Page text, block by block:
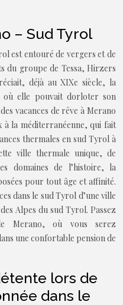
– Sud Tyrol
est entouré de vergers et de
du groupe de Tessa, Hirzers
déjà au XIXe siècle, la
où elle pouvait dorloter son
vacances de rêve à Merano
à la méditerranéenne, qui fait
thermales en sud Tyrol à
ville thermale unique, de
domaines de l’histoire, la
pour tout âge et affinité.
dans le sud Tyrol d’une ville
Alpes du sud Tyrol. Passez
Merano, où vous serez
une confortable pension de
lors de
dans le